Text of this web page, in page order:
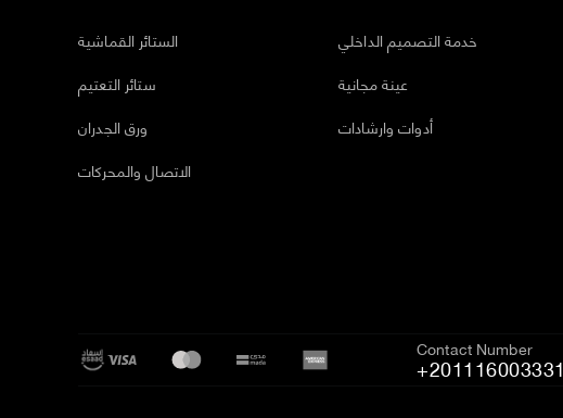
الستائر القماشية
ستائر التعتيم
ورق الجدران
الاتصال والمحركات
خدمة التصميم الداخلي
عينة مجانية
أدوات وارشادات
Contact Number
+201116003331